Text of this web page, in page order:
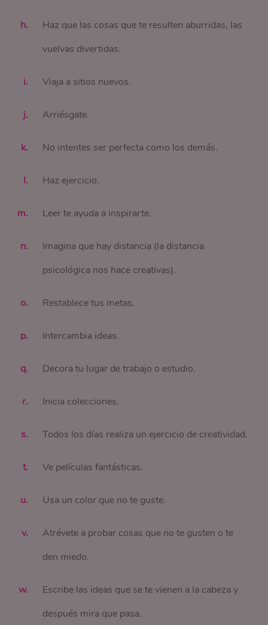
Haz que las cosas que te resulten aburridas, las
vuelvas divertidas.
Viaja a sitios nuevos.
Arriésgate.
No intentes ser perfecta como los demás.
Haz ejercicio.
Leer te ayuda a inspirarte.
Imagina que hay distancia (la distancia
psicológica nos hace creativas).
Restablece tus metas.
Intercambia ideas.
Decora tu lugar de trabajo o estudio.
Inicia colecciones.
Todos los días realiza un ejercicio de creatividad.
Ve películas fantásticas.
Usa un color que no te guste.
Atrévete a probar cosas que no te gusten o te
den miedo.
Escribe las ideas que se te vienen a la cabeza y
después mira que pasa.